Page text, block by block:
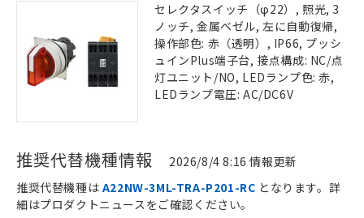
セレクタスイッチ（φ22）, 照光, 3
ノッチ, 金属ベゼル, 左に自動復帰,
操作部色: 赤（透明）, IP66, プッシ
ュインPlus端子台, 接点構成: NC/点
灯ユニット/NO, LEDランプ色: 赤,
LEDランプ電圧: AC/DC6V
推奨代替機種情報 2026/8/4 8:16 情報更新
推奨代替機種は A22NW-3ML-TRA-P201-RC となります。詳
細はプロダクトニュースをご確認ください。